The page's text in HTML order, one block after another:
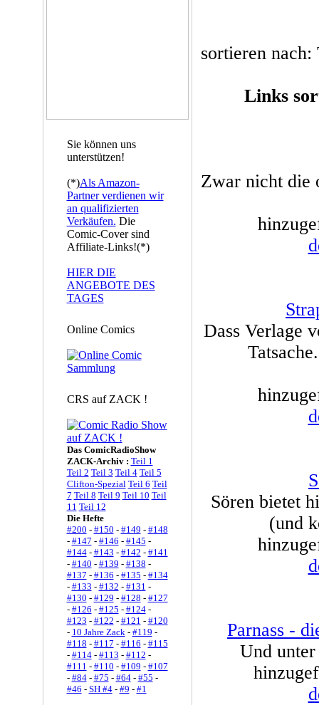
Sie können uns
unterstützen!
(*)Als Amazon-
Partner verdienen wir
an qualifizierten
Verkäufen. Die
Comic-Cover sind
Affiliate-Links!(*)
HIER DIE
ANGEBOTE DES
TAGES
Online Comics
CRS auf ZACK !
Das ComicRadioShow
ZACK-Archiv : Teil 1
Teil 2 Teil 3 Teil 4 Teil 5
Clifton-Spezial Teil 6 Teil
7 Teil 8 Teil 9 Teil 10 Teil
11 Teil 12
Die Hefte
#200 - #150 - #149 - #148
- #147 - #146 - #145 -
#144- #143 - #142 - #141
- #140 - #139 - #138 -
#137 - #136 - #135 - #134
- #133 - #132 - #131 -
#130 - #129 - #128 - #127
- #126 - #125 - #124-
#123 - #122 - #121 - #120
- 10 Jahre Zack- #119 -
#118 - #117 - #116 - #115
- #114- #113 - #112 -
#111 - #110 - #109 - #107
- #84- #75 - #64- #55 -
#46 - SH #4- #9 - #1
sortieren
Links
Zwar nicht die
Dass Verlage
Sören bietet
(und
Parnass -
Und